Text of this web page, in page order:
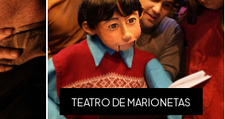
TEATRO DE MARIONETAS